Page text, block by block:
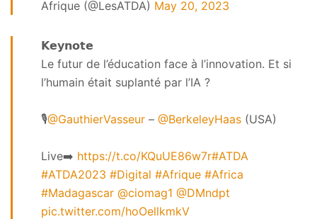
Afrique (@LesATDA) May 20, 2023
𝗞𝗲𝘆𝗻𝗼𝘁𝗲
Le futur de l’éducation face à l’innovation. Et si
l’humain était suplanté par l’IA ?
🎙️@GauthierVasseur – @BerkeleyHaas (USA)
Live➡️ https://t.co/KQuUE86w7r#ATDA
#ATDA2023 #Digital #Afrique #Africa
#Madagascar @ciomag1 @DMndpt
pic.twitter.com/hoOellkmkV